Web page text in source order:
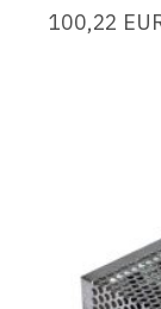
100,22